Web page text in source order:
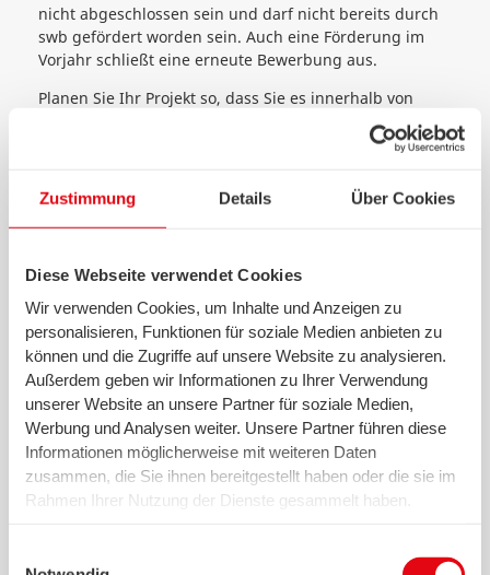
Zustimmung Details Über Cookies
Diese Webseite verwendet Cookies
Wir verwenden Cookies, um Inhalte und Anzeigen zu
personalisieren, Funktionen für soziale Medien anbieten zu
können und die Zugriffe auf unsere Website zu analysieren.
Außerdem geben wir Informationen zu Ihrer Verwendung
unserer Website an unsere Partner für soziale Medien,
Werbung und Analysen weiter. Unsere Partner führen diese
Informationen möglicherweise mit weiteren Daten
zusammen, die Sie ihnen bereitgestellt haben oder die sie im
Rahmen Ihrer Nutzung der Dienste gesammelt haben.
nicht abgeschlossen sein und darf nicht bereits durch
swb gefördert worden sein. Auch eine Förderung im
Vorjahr schließt eine erneute Bewerbung aus.
Planen Sie Ihr Projekt so, dass Sie es innerhalb von
Die Kosten müssen klar und detailliert beschrieben und
Reinigungs-, Übernachtungs-, Transport- und
Verpflegungskosten übernehmen wir nicht.
Projektvideo
Gerne können Sie ein kurzes Video (im Querformat mit
maximal einer Minute Länge) einreichen. Stellen Sie
darin Ihr Projekt vor und zeigen Sie, was Sie erreichen
möchten. Stellen Sie uns bitte nur Videomaterial zur
Verfügung, das wir auf Veranstaltungen und
Veröffentlichungen, z. B. für Social Media, nutzen
dürfen.
Die Jury bewertet alle eingereichten Projekte und